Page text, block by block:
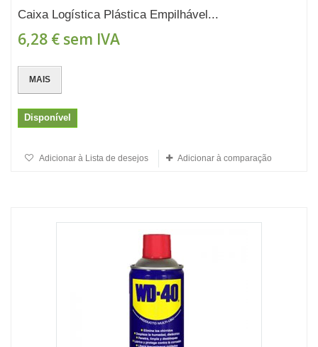
Caixa Logística Plástica Empilhável...
6,28 € sem IVA
MAIS
Disponível
Adicionar à Lista de desejos Adicionar à comparação